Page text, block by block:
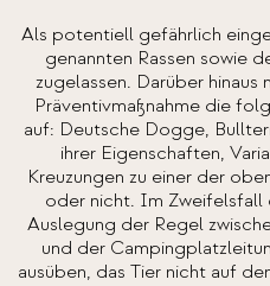
Als potentiell gefährlich
genannten Rassen sowie
zugelassen. Darüber
Präventivmaßnahme die
auf: Deutsche Dogge,
ihrer Eigenschaften,
Kreuzungen zu einer der
oder nicht. Im
Auslegung der Regel
und der
ausüben, das Tier nicht auf